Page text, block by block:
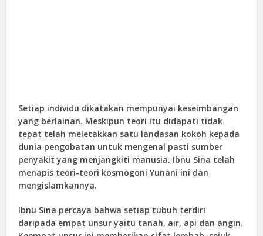
Setiap individu dikatakan mempunyai keseimbangan
yang berlainan. Meskipun teori itu didapati tidak
tepat telah meletakkan satu landasan kokoh kepada
dunia pengobatan untuk mengenal pasti sumber
penyakit yang menjangkiti manusia. Ibnu Sina telah
menapis teori-teori kosmogoni Yunani ini dan
mengislamkannya.
Ibnu Sina percaya bahwa setiap tubuh terdiri
daripada empat unsur yaitu tanah, air, api dan angin.